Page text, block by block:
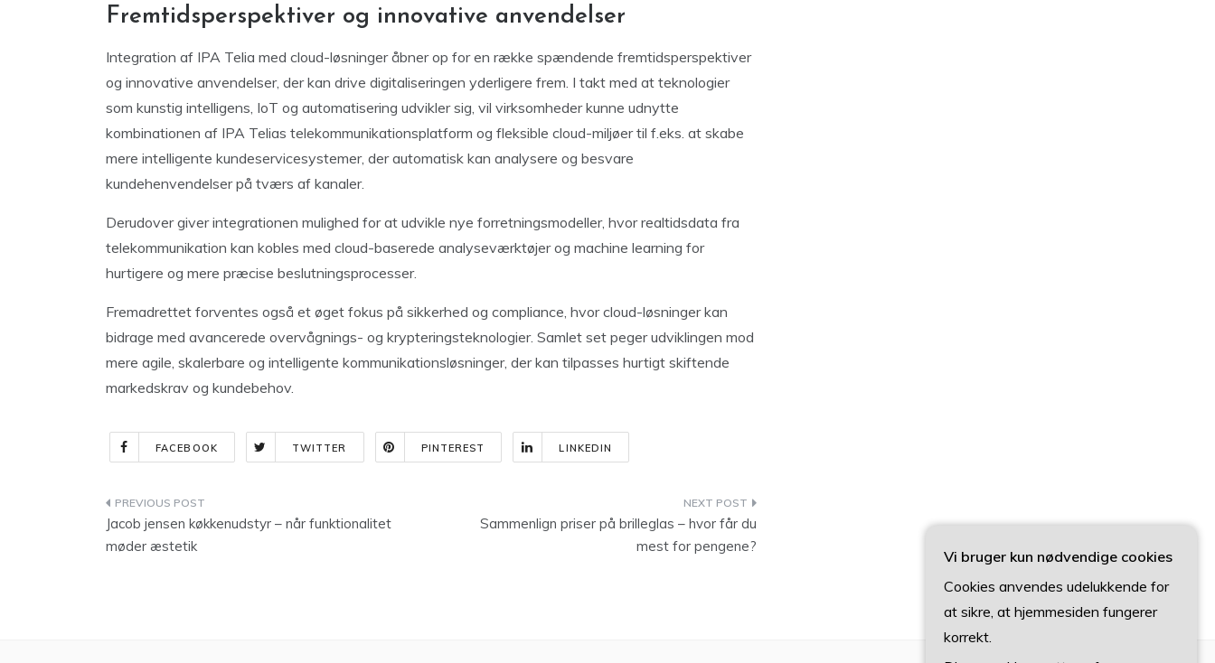
Fremtidsperspektiver og innovative anvendelser
Integration af IPA Telia med cloud-løsninger åbner op for en række spændende fremtidsperspektiver
og innovative anvendelser, der kan drive digitaliseringen yderligere frem. I takt med at teknologier
som kunstig intelligens, IoT og automatisering udvikler sig, vil virksomheder kunne udnytte
kombinationen af IPA Telias telekommunikationsplatform og fleksible cloud-miljøer til f.eks. at skabe
mere intelligente kundeservicesystemer, der automatisk kan analysere og besvare
kundehenvendelser på tværs af kanaler.
Derudover giver integrationen mulighed for at udvikle nye forretningsmodeller, hvor realtidsdata fra
telekommunikation kan kobles med cloud-baserede analyseværktøjer og machine learning for
hurtigere og mere præcise beslutningsprocesser.
Fremadrettet forventes også et øget fokus på sikkerhed og compliance, hvor cloud-løsninger kan
bidrage med avancerede overvågnings- og krypteringsteknologier. Samlet set peger udviklingen mod
mere agile, skalerbare og intelligente kommunikationsløsninger, der kan tilpasses hurtigt skiftende
markedskrav og kundebehov.
FACEBOOK TWITTER PINTEREST LINKEDIN
Indlægsnavigation
Jacob jensen køkkenudstyr – når funktionalitet
møder æstetik
Sammenlign priser på brilleglas – hvor får du
mest for pengene?
Vi bruger kun nødvendige cookies
Cookies anvendes udelukkende for
at sikre, at hjemmesiden fungerer
korrekt.